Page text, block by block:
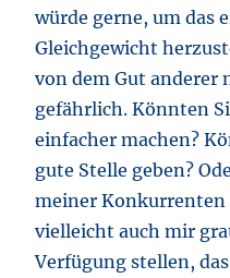
würde gerne, um das
Gleichgewicht
von dem Gut anderer
gefährlich. Könnten
einfacher machen?
gute Stelle geben?
meiner Konkurrenten
vielleicht auch mir
Verfügung stellen,